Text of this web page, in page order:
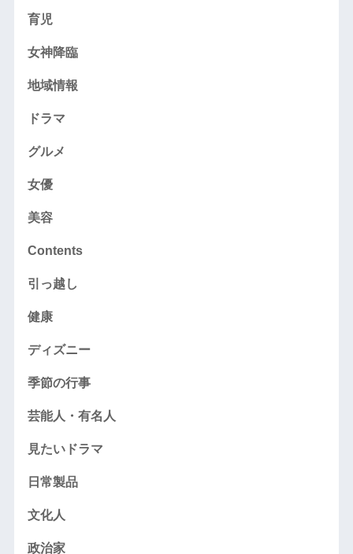
育児
女神降臨
地域情報
ドラマ
グルメ
女優
美容
Contents
引っ越し
健康
ディズニー
季節の行事
芸能人・有名人
見たいドラマ
日常製品
文化人
政治家